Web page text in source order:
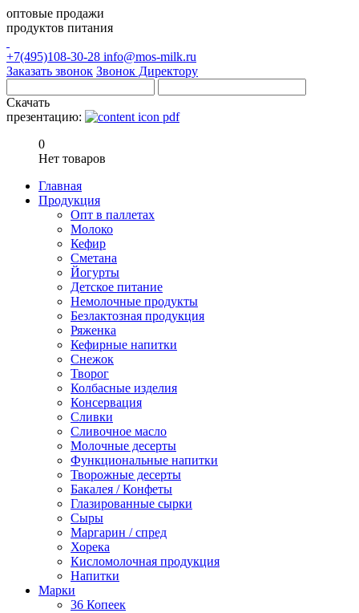
оптовые продажи
продуктов питания
+7(495)108-30-28 info@mos-milk.ru
Заказать звонок Звонок Директору
Скачать
презентацию:
0
Нет товаров
Главная
Продукция
Опт в паллетах
Молоко
Кефир
Сметана
Йогурты
Детское питание
Немолочные продукты
Безлактозная продукция
Ряженка
Кефирные напитки
Снежок
Творог
Колбасные изделия
Консервация
Сливки
Сливочное масло
Молочные десерты
Функциональные напитки
Творожные десерты
Бакалея / Конфеты
Глазированные сырки
Сыры
Маргарин / спред
Хорека
Кисломолочная продукция
Напитки
Марки
36 Копеек